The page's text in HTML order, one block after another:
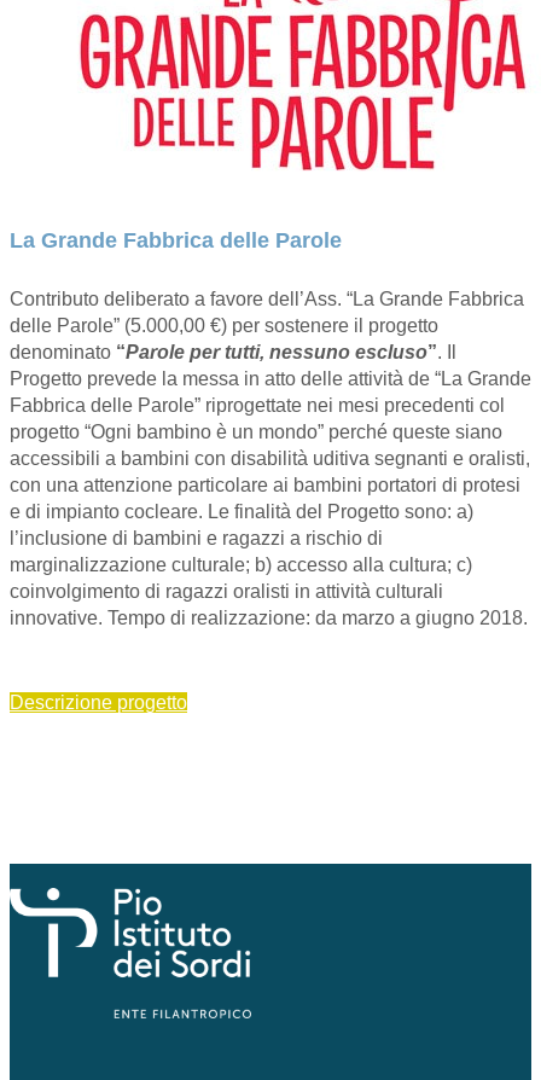
La Grande Fabbrica delle Parole
Contributo deliberato a favore dell’Ass. “La Grande Fabbrica
delle Parole” (5.000,00 €) per sostenere il progetto
denominato “Parole per tutti, nessuno escluso”. Il
Progetto prevede la messa in atto delle attività de “La Grande
Fabbrica delle Parole” riprogettate nei mesi precedenti col
progetto “Ogni bambino è un mondo” perché queste siano
accessibili a bambini con disabilità uditiva segnanti e oralisti,
con una attenzione particolare ai bambini portatori di protesi
e di impianto cocleare. Le finalità del Progetto sono: a)
l’inclusione di bambini e ragazzi a rischio di
marginalizzazione culturale; b) accesso alla cultura; c)
coinvolgimento di ragazzi oralisti in attività culturali
innovative. Tempo di realizzazione: da marzo a giugno 2018.
Descrizione progetto